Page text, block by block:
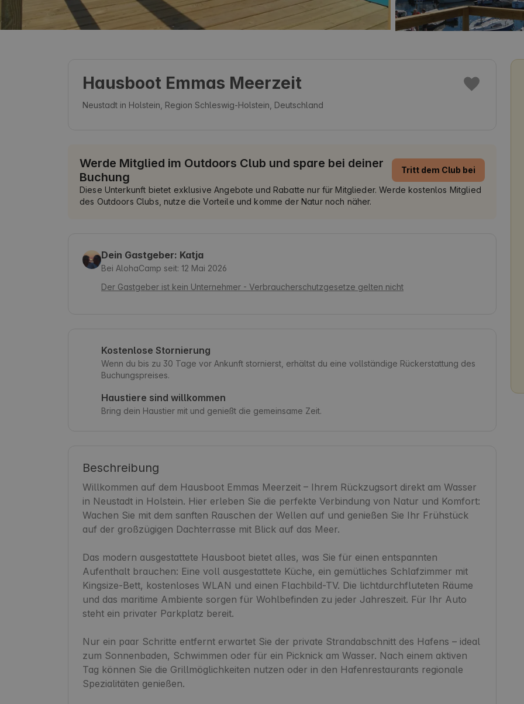
Hausboot Emmas Meerzeit
Neustadt in Holstein, Region Schleswig-Holstein, Deutschland
Werde Mitglied im Outdoors Club und spare bei deiner
Buchung
Tritt dem Club bei
Diese Unterkunft bietet exklusive Angebote und Rabatte nur für Mitglieder. Werde kostenlos Mitglied
des Outdoors Clubs, nutze die Vorteile und komme der Natur noch näher.
Dein Gastgeber: Katja
Bei AlohaCamp seit: 12 Mai 2026
Der Gastgeber ist kein Unternehmer - Verbraucherschutzgesetze gelten nicht
Kostenlose Stornierung
Wenn du bis zu 30 Tage vor Ankunft stornierst, erhältst du eine vollständige Rückerstattung des
Buchungspreises.
Haustiere sind willkommen
Bring dein Haustier mit und genießt die gemeinsame Zeit.
Beschreibung
Willkommen auf dem Hausboot Emmas Meerzeit – Ihrem Rückzugsort direkt am Wasser
in Neustadt in Holstein. Hier erleben Sie die perfekte Verbindung von Natur und Komfort:
Wachen Sie mit dem sanften Rauschen der Wellen auf und genießen Sie Ihr Frühstück
auf der großzügigen Dachterrasse mit Blick auf das Meer.
Das modern ausgestattete Hausboot bietet alles, was Sie für einen entspannten
Aufenthalt brauchen: Eine voll ausgestattete Küche, ein gemütliches Schlafzimmer mit
Kingsize-Bett, kostenloses WLAN und einen Flachbild-TV. Die lichtdurchfluteten Räume
und das maritime Ambiente sorgen für Wohlbefinden zu jeder Jahreszeit. Für Ihr Auto
steht ein privater Parkplatz bereit.
Nur ein paar Schritte entfernt erwartet Sie der private Strandabschnitt des Hafens – ideal
zum Sonnenbaden, Schwimmen oder für ein Picknick am Wasser. Nach einem aktiven
Tag können Sie die Grillmöglichkeiten nutzen oder in den Hafenrestaurants regionale
Spezialitäten genießen.